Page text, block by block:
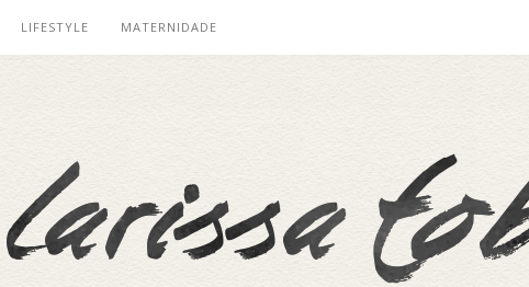
LIFESTYLE MATERNIDADE